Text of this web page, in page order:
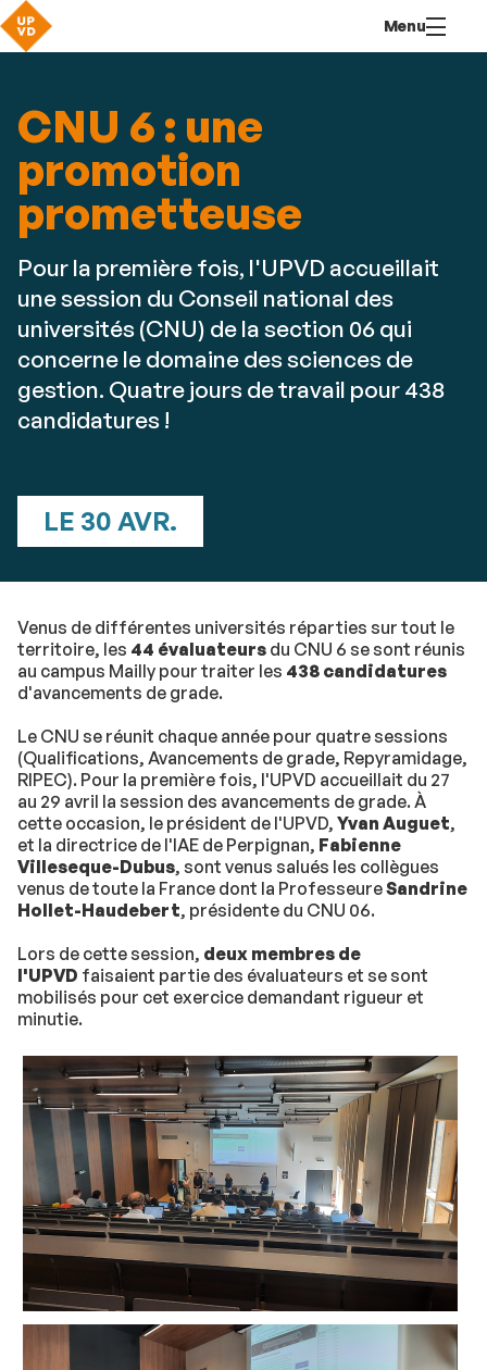
contenu
Menu
CNU 6 : une
promotion
prometteuse
Pour la première fois, l'UPVD accueillait
une session du Conseil national des
universités (CNU) de la section 06 qui
concerne le domaine des sciences de
gestion. Quatre jours de travail pour 438
candidatures !
LE 30 AVR.
Venus de différentes universités réparties sur tout le
territoire, les 44 évaluateurs du CNU 6 se sont réunis
au campus Mailly pour traiter les 438 candidatures
d'avancements de grade.
Le CNU se réunit chaque année pour quatre sessions
(Qualifications, Avancements de grade, Repyramidage,
RIPEC). Pour la première fois, l'UPVD accueillait du 27
au 29 avril la session des avancements de grade. À
cette occasion, le président de l'UPVD, Yvan Auguet,
et la directrice de l'IAE de Perpignan, Fabienne
Villeseque-Dubus, sont venus salués les collègues
venus de toute la France dont la ProfesseureSandrine
Hollet-Haudebert, présidente du CNU 06.
Lors de cette session, deux membres de
l'UPVD faisaient partie des évaluateurs et se sont
mobilisés pour cet exercice demandant rigueur et
minutie.